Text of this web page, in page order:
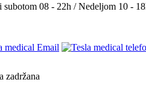
subotom 08 - 22h / Nedeljom 10 -
zadržana